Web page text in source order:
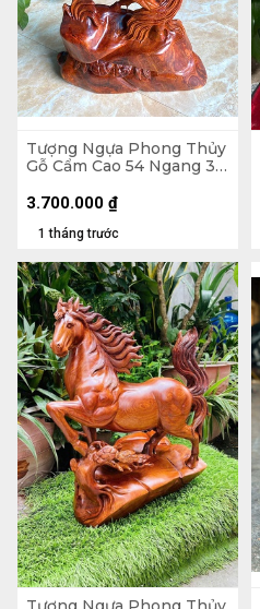
Tượng Ngựa Phong Thủy
Gỗ Cẩm Cao 54 Ngang 35
1 tháng trước
3.700.000 ₫